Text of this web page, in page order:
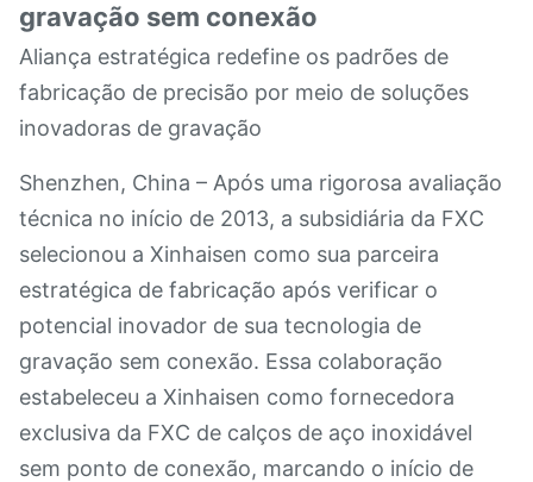
gravação sem conexão
Aliança estratégica redefine os padrões de
fabricação de precisão por meio de soluções
inovadoras de gravação
Shenzhen, China – Após uma rigorosa avaliação
técnica no início de 2013, a subsidiária da FXC
selecionou a Xinhaisen como sua parceira
estratégica de fabricação após verificar o
potencial inovador de sua tecnologia de
gravação sem conexão. Essa colaboração
estabeleceu a Xinhaisen como fornecedora
exclusiva da FXC de calços de aço inoxidável
sem ponto de conexão, marcando o início de